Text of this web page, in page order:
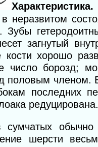
Характеристика.
неразвитом
Зубы
загнутый
кости хорошо
число борозд;
половым членом.
последних
сумчатых
шерсти